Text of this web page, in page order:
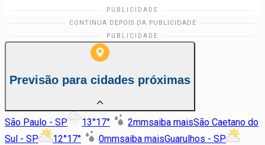
Previsão para cidades próximas
São Paulo - SP 13°17° 2mmsaiba maisSão Caetano do
Sul - SP
12°17° 0mmsaiba maisGuarulhos - SP